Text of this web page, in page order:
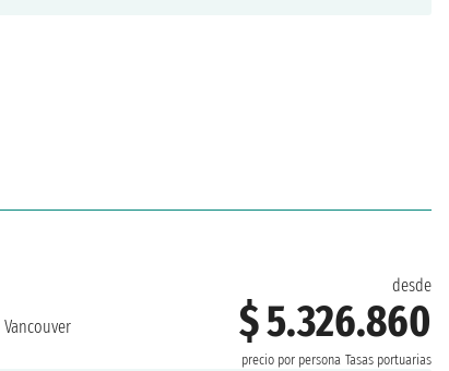
desde
$ 5.326.860
precio por persona Tasas portuarias
Vancouver